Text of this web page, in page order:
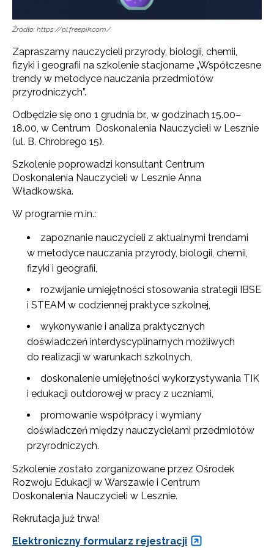
Źródło: https://pl.freepik.com/
Zapraszamy nauczycieli przyrody, biologii, chemii,
fizyki i geografii na szkolenie stacjonarne „Współczesne
trendy w metodyce nauczania przedmiotów
przyrodniczych”.
Odbędzie się ono 1 grudnia br., w godzinach 15.00–
18.00, w Centrum Doskonalenia Nauczycieli w Lesznie
(ul. B. Chrobrego 15).
Szkolenie poprowadzi konsultant Centrum
Doskonalenia Nauczycieli w Lesznie Anna
Władkowska.
W programie m.in.:
zapoznanie nauczycieli z aktualnymi trendami
w metodyce nauczania przyrody, biologii, chemii,
fizyki i geografii,
rozwijanie umiejętności stosowania strategii IBSE
i STEAM w codziennej praktyce szkolnej,
wykonywanie i analiza praktycznych
doświadczeń interdyscyplinarnych możliwych
do realizacji w warunkach szkolnych,
doskonalenie umiejętności wykorzystywania TIK
i edukacji outdorowej w pracy z uczniami,
promowanie współpracy i wymiany
doświadczeń między nauczycielami przedmiotów
przyrodniczych.
Szkolenie zostało zorganizowane przez Ośrodek
Rozwoju Edukacji w Warszawie i Centrum
Doskonalenia Nauczycieli w Lesznie.
Rekrutacja już trwa!
Elektroniczny formularz rejestracji